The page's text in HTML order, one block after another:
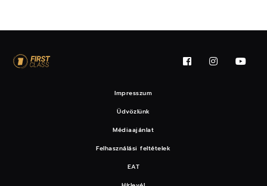
Impresszum
Üdvözlünk
Médiaajánlat
Felhasználási feltételek
EAT